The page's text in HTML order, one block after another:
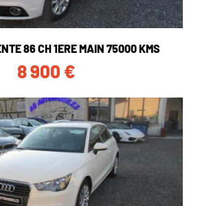
86 CH 1ERE MAIN 75000 KMS
8 900 €